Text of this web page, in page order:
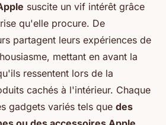
suscite un vif intérêt grâce
qu'elle procure. De
partagent leurs expériences de
mettant en avant la
ressentent lors de la
cachés à l'intérieur. Chaque
gadgets variés tels que des